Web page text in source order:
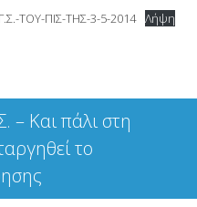
ΤΟΥ-ΠΙΣ-ΤΗΣ-3-5-2014 Λήψη
– Και πάλι στη
το